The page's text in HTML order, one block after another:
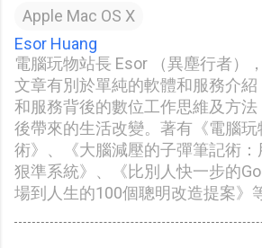
Apple Mac OS X
Esor Huang
電腦玩物站長 Esor （異塵行者）
文章有別於單純的軟體和服務介
和服務背後的數位工作思維及方
後帶來的生活改變。著有《電腦
術》、《大腦減壓的子彈筆記術
狠準系統》、《比別人快一步的
場到人生的100個聰明改造提案》